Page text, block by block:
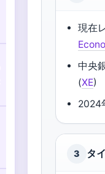
現在
中央
(XE)
2024
3 タ